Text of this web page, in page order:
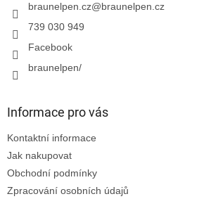
k
braunelpen.cz@braunelpen.cz
739 030 949
Facebook
braunelpen/
Informace pro vás
Kontaktní informace
Jak nakupovat
Obchodní podmínky
Zpracování osobních údajů